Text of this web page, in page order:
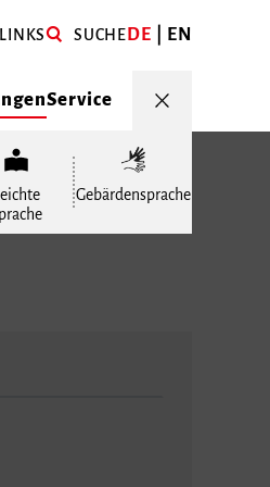
SUCHEDE EN
Service
Gebärdensprache